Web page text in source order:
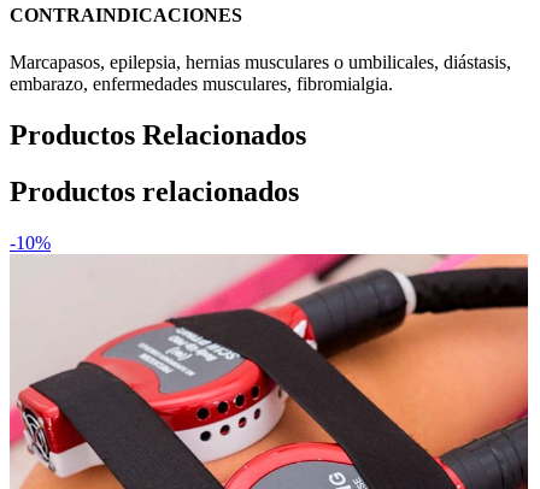
CONTRAINDICACIONES
Marcapasos, epilepsia, hernias musculares o umbilicales, diástasis,
embarazo, enfermedades musculares, fibromialgia.
Productos Relacionados
Productos relacionados
-10%